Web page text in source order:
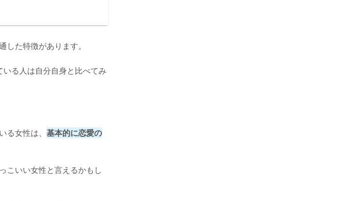
した特徴があります。
る人は自分自身と比べてみ
女性は、 基本的に恋愛の
こいい女性と言えるかもし